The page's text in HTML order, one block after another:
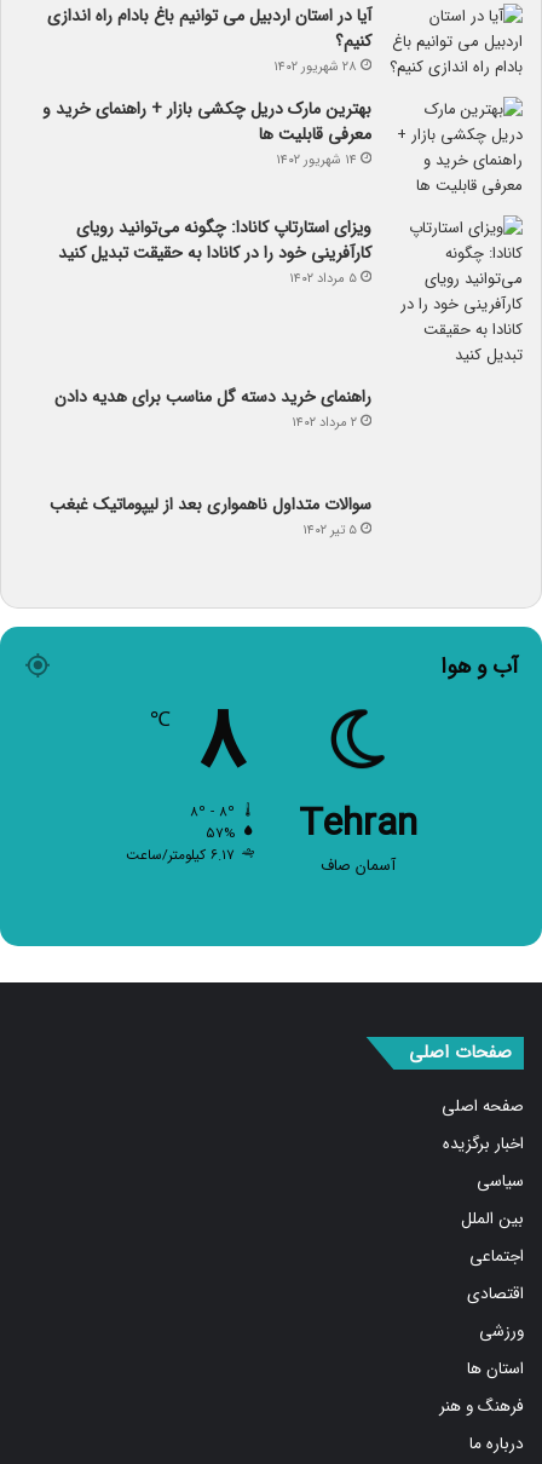
آیا در استان اردبیل می توانیم باغ بادام راه اندازی
کنیم؟
۲۸ شهریور ۱۴۰۲
بهترین مارک دریل چکشی بازار + راهنمای خرید و
معرفی قابلیت ها
۱۴ شهریور ۱۴۰۲
ویزای استارتاپ کانادا: چگونه می‌توانید رویای
کارآفرینی خود را در کانادا به حقیقت تبدیل کنید
۵ مرداد ۱۴۰۲
راهنمای خرید دسته گل مناسب برای هدیه دادن
۲ مرداد ۱۴۰۲
سوالات متداول ناهمواری بعد از لیپوماتیک غبغب
۵ تیر ۱۴۰۲
آب و هوا
Tehran
آسمان صاف
۸
۵۷%
۶.۱۷ کیلومتر/ساعت
صفحه اصلی
اخبار برگزیده
سیاسی
بین الملل
اجتماعی
اقتصادی
ورزشی
استان ها
فرهنگ و هنر
درباره ما